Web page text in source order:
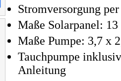
Stromversorgung
Maße Solarpanel:
Maße Pumpe: 3,7 x
Tauchpumpe
Anleitung